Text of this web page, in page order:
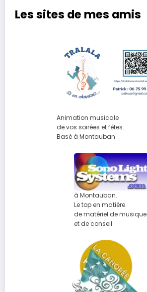
Les sites de mes amis
Animation musicale
de vos soirées et fêtes.
Basé à Montauban
à Montauban.
Le top en matière
de matériel de musique
et de conseil